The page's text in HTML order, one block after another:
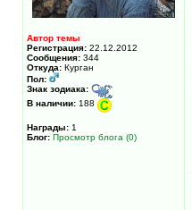
Автор темы
Регистрация: 22.12.2012
Сообщения: 344
Откуда: Курган
Пол:
Знак зодиака:
В наличии: 188
Награды: 1
Блог: Просмотр блога (0)